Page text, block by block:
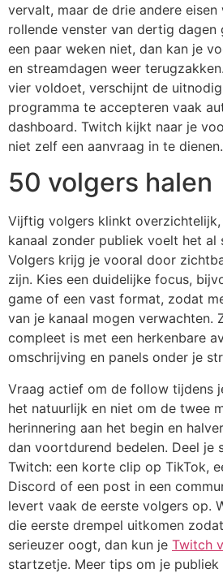
vervalt, maar de drie andere
rollende venster van dertig dagen
een paar weken niet, dan kan je
en streamdagen weer
vier voldoet, verschijnt de
programma te accepteren vaak
dashboard. Twitch kijkt naar je
niet zelf een aanvraag in te dienen.
50 volgers halen
Vijftig volgers klinkt
kanaal zonder publiek voelt het al
Volgers krijg je vooral door
zijn. Kies een duidelijke focus,
game of een vast format, zodat
van je kanaal mogen verwachten.
compleet is met een herkenbare
omschrijving en panels onder je
Vraag actief om de follow tijdens
het natuurlijk en niet om de twee
herinnering aan het begin en
dan voortdurend bedelen. Deel je
Twitch: een korte clip op TikTok,
Discord of een post in een
levert vaak de eerste volgers op.
die eerste drempel uitkomen
serieuzer oogt, dan kun je Twitch
startzetje. Meer tips om je